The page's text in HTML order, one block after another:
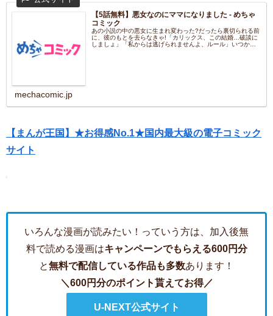
【5話無料】悪女なのにママになりました - めちゃ
コミック
あの小説の中の悪女に生まれ変わった?だったら裏切られる前
に、彼のもとを去らなきゃ!「カリックス、この結婚…破談に
しましょ」「私からは逃げられませんよ、ルール」いつかは
mechacomic.jp
【まんが王国】★お得感No.1★国内最大級の電子コミック
サイト
いろんな漫画が読みたい！っていう方は、加入後無
料で読める漫画はキャンペーンでもらえる600円分
と無料で配信している作品も多数あります！
＼600円分のポイント貰えてお得／
U-NEXT公式サイト